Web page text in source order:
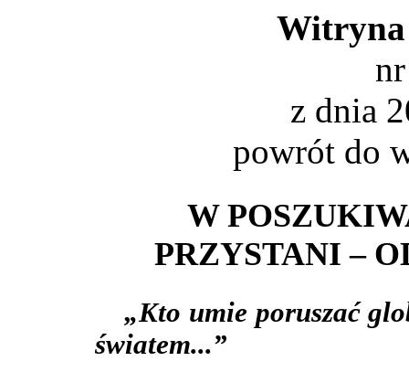
Witryna
z dnia
powrót do
W
PRZYSTANI –
„Kto umie poruszać
światem...”